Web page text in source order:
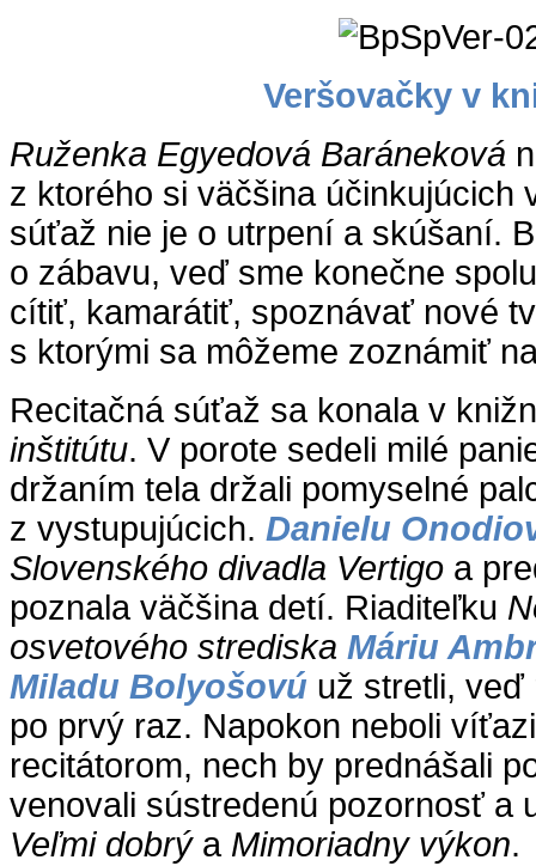
Veršovačky v
Ruženka Egyedová Baráneková
z ktorého si väčšina účinkujúcich
súťaž nie je o utrpení a skúšaní.
o zábavu, veď sme konečne
cítiť, kamarátiť, spoznávať nové
s ktorými sa môžeme zoznámiť
Recitačná súťaž sa konala v
inštitútu. V porote sedeli milé
držaním tela držali pomyselné
z vystupujúcich. Danielu
Slovenského divadla Vertigo a
poznala väčšina detí. Riaditeľku
osvetového strediska Máriu
Miladu Bolyošovú už stretli, veď
po prvý raz. Napokon neboli
recitátorom, nech by prednášali
venovali sústredenú pozornosť a
Veľmi dobrýa Mimoriadny výkon.